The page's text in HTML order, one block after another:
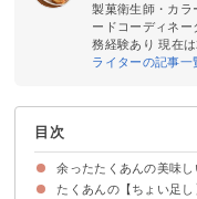
製菓衛生師・カラ
ードコーディネー
務経験あり 現在
ライターの記事一
目次
余ったたくあんの美味
たくあんの【ちょい足し